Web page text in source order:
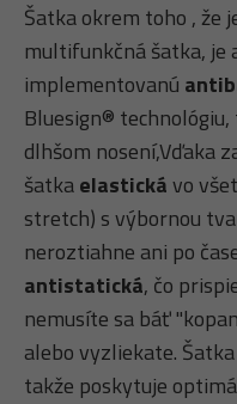
Šatka okrem toho , že
multifunkčná šatka, je
implementovanú
Bluesign® technológiu,
dlhšom nosení,Vďaka
šatkaelastickávo
stretch) s výbornou
neroztiahne ani po
antistatická, čo
nemusíte sa báť
alebo vyzliekate.
takže poskytuje